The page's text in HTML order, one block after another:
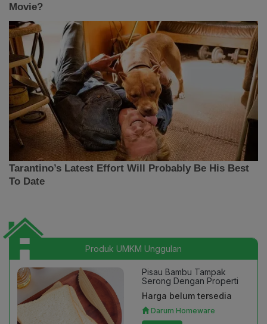
Produk UMKM Unggulan
Pisau Bambu Tampak
Serong Dengan Properti
Harga belum tersedia
Darum Homeware